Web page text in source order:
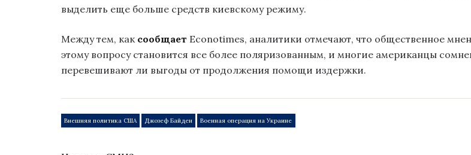
выделить еще больше средств киевскому режиму.
Между тем, как сообщает Econotimes, аналитики отмечают, что общественное
этому вопросу становится все более поляризованным, и многие американцы
перевешивают ли выгоды от продолжения помощи издержки.
Внешняя политика США Джозеф Байден Военная операция на Украине